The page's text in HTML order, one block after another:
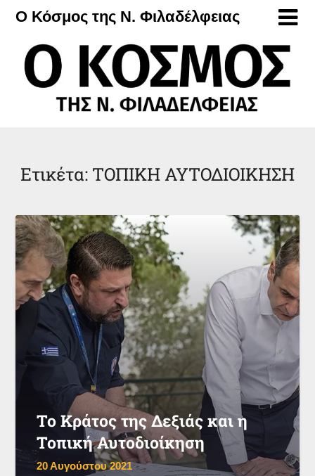
Μετάβαση
περιεχόμενο
Ο Κόσμος της Ν. Φιλαδέλφειας
Ετικέτα: ΤΟΠΙΚΗ ΑΥΤΟΔΙΟΙΚΗΣΗ
Το Κράτος της Δεξιάς και η
Τοπική Αυτοδιοίκηση
20 Αυγούστου 2021